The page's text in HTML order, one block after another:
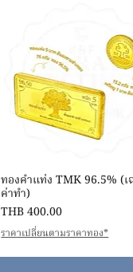
快速瀏覽
ทองคำแท่ง TMK 96.5% (เ
ค่าทำ)
價格
THB 400.00
ราคาเปลี่ยนตามราคาทอง*